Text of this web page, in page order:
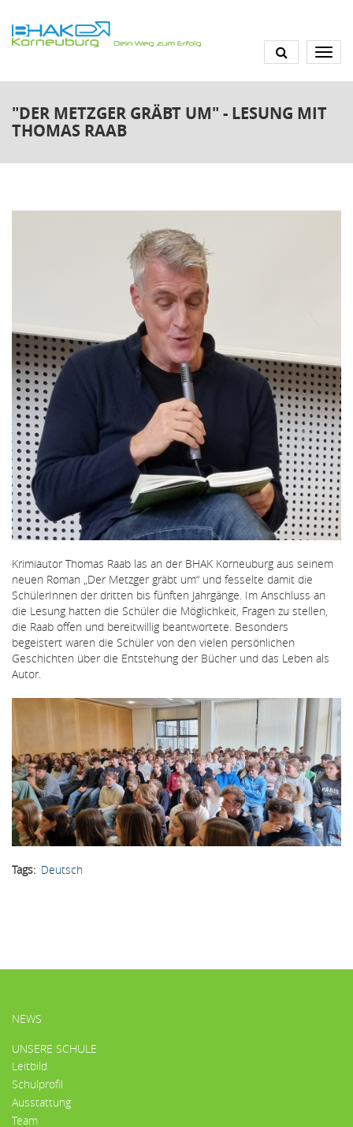
zum
Inhalt
"DER METZGER GRÄBT UM" - LESUNG MIT
THOMAS RAAB
Krimiautor Thomas Raab las an der BHAK Korneuburg aus seinem
neuen Roman „Der Metzger gräbt um“ und fesselte damit die
SchülerInnen der dritten bis fünften Jahrgänge. Im Anschluss an
die Lesung hatten die Schüler die Möglichkeit, Fragen zu stellen,
die Raab offen und bereitwillig beantwortete. Besonders
begeistert waren die Schüler von den vielen persönlichen
Geschichten über die Entstehung der Bücher und das Leben als
Autor.
Bildergallerie
Tags Deutsch
HAUPTMENÜ
NEWS
UNSERE SCHULE
Leitbild
Schulprofil
Ausstattung
Team